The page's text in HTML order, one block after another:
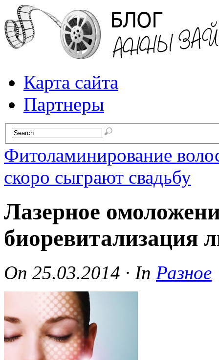
Карта сайта
Партнеры
Фитоламинирование
скоро сыграют свадьбу
Лазерное
биоревитализация
On 25.03.2014 · In Разное